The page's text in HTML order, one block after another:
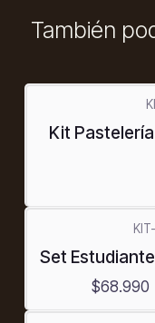
También
Kit
Set
$68.990